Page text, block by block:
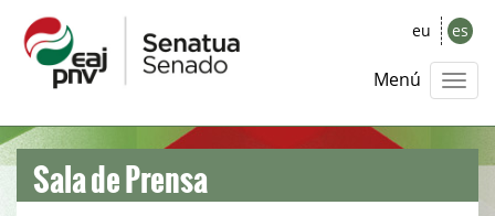
eu es
Menú
Sala de Prensa